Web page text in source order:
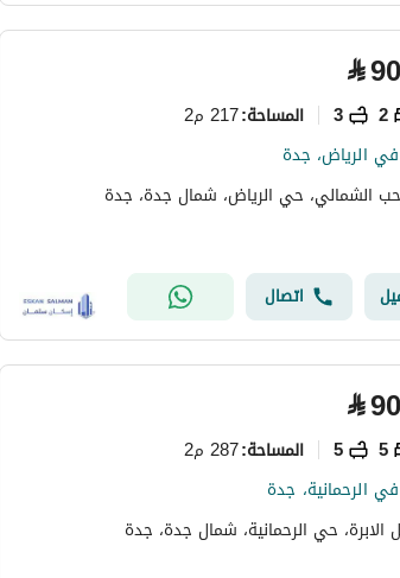
⃁
2
3 المساحة:217 م2
في الرياض، جدة
الشمالي، حي الرياض، شمال جدة، جدة
اتصال
⃁
5
5 المساحة:287 م2
في الرحمانية، جدة
الابرة، حي الرحمانية، شمال جدة، جدة